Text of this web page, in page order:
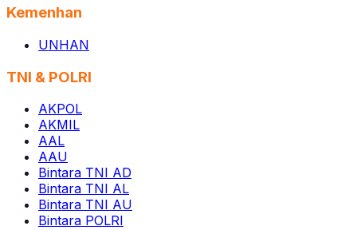
Kemenhan
UNHAN
TNI & POLRI
AKPOL
AKMIL
AAL
AAU
Bintara TNI AD
Bintara TNI AL
Bintara TNI AU
Bintara POLRI